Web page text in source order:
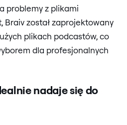
problemy z plikami
Braiv został zaprojektowany
plikach podcastów, co
dla profesjonalnych
nadaje się do